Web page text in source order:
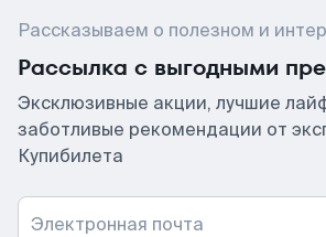
Рассказываем о полезном и
Рассылка с выгодными
Эксклюзивные акции, лучшие
заботливые рекомендации от
Купибилета
Электронная почта